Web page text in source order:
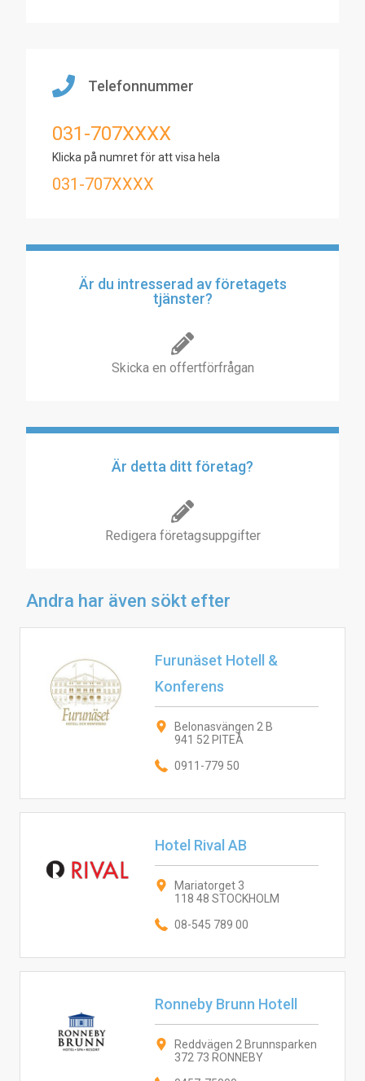
Telefonnummer
031-707XXXX
Klicka på numret för att visa hela
031-707XXXX
Är du intresserad av företagets
tjänster?
Skicka en offertförfrågan
Är detta ditt företag?
Redigera företagsuppgifter
Andra har även sökt efter
Furunäset Hotell &
Konferens
Belonasvängen 2 B
941 52 PITEÅ
0911-779 50
Hotel Rival AB
Mariatorget 3
118 48 STOCKHOLM
08-545 789 00
Ronneby Brunn Hotell
Reddvägen 2 Brunnsparken
372 73 RONNEBY